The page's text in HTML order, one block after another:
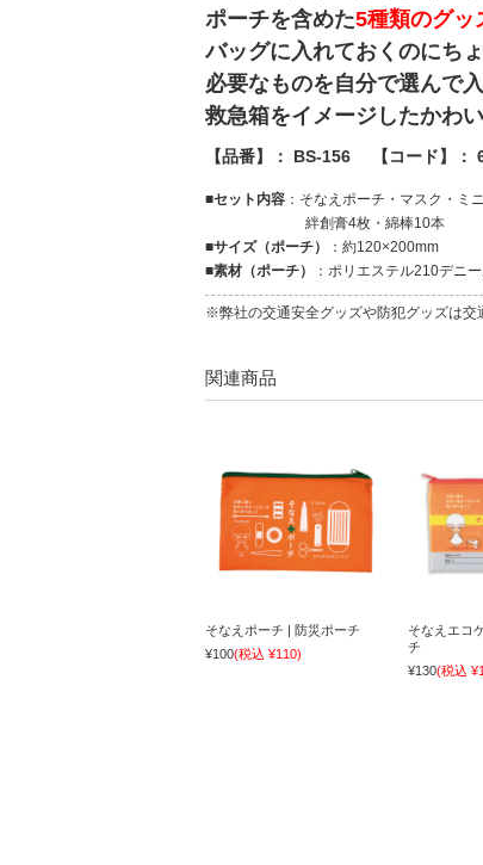
ポーチを含めた5種類のグッ
バッグに入れておくのにち
必要なものを自分で選んで
救急箱をイメージしたかわ
【品番】： BS-156 【コード】：
■セット内容 ：そなえポーチ・マスク・ミ
絆創膏4枚・綿棒10本
■サイズ（ポーチ）
：約120×200mm
■素材（ポーチ）
：ポリエステル210デニ
※弊社の交通安全グッズや防犯グッズは交
関連商品
そなえポーチ | 防災ポーチ
¥100(税込 ¥110)
そなえエコ
チ
¥130(税込